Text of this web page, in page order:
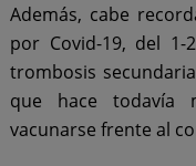
Además, cabe
por Covid-19, del
trombosis
que hace todavía
vacunarse frente al